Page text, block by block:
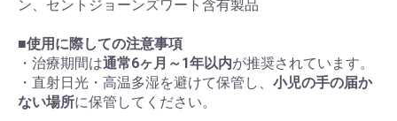
ン、セントジョーンズワート含有製品
■使用に際しての注意事項
・治療期間は通常6ヶ月～1年以内が推奨されています。
・直射日光・高温多湿を避けて保管し、 小児の手の届か
ない場所に保管してください。